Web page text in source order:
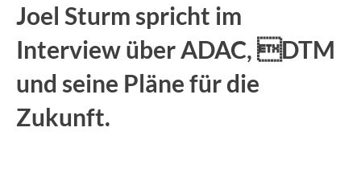
Joel Sturm spricht im
Interview über ADAC, DTM
und seine Pläne für die
Zukunft.